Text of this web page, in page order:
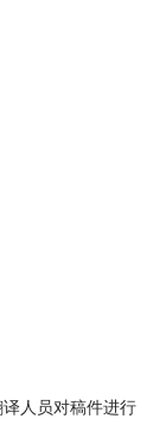
人员对稿件进行